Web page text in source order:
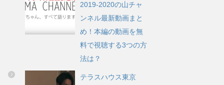
2019-2020の山チャ
ンネル最新動画まと
め！本編の動画を無
料で視聴する3つの方
法は？
テラスハウス東京